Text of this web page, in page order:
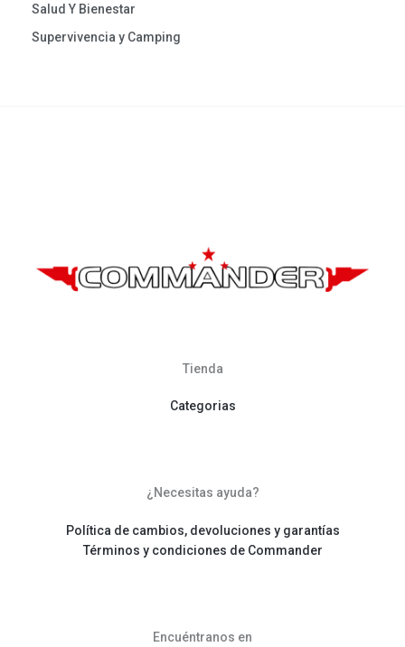
Salud Y Bienestar
Supervivencia y Camping
Tienda
Categorias
¿Necesitas ayuda?
Política de cambios, devoluciones y garantías
Términos y condiciones de Commander
Encuéntranos en